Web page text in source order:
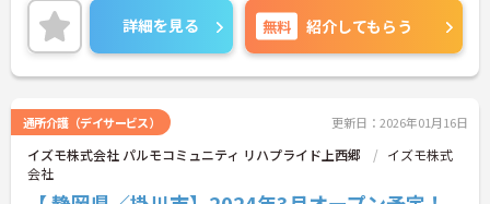
ベートと両立もしやすい環境です。ご興味のある方
には、面接対策ポイントなど、さらに詳細をお話し
いたしますのでお気軽にご相談ください！
詳細を見る 無料 紹介してもらう
通所介護（デイサービス） 更新日：2026年01月16日
イズモ株式会社 パルモコミュニティ リハプライド上西郷
イズモ株式
会社